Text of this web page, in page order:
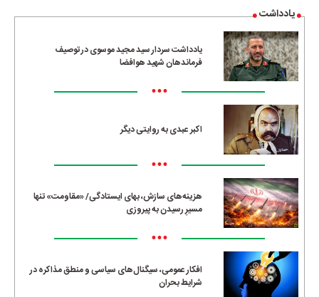
یادداشت
یادداشت سردار سید مجید موسوی در توصیف
فرماندهان شهید هوافضا
•••
اکبر عبدی به روایتی دیگر
•••
هزینه‌های سازش، بهای ایستادگی/ «مقاومت» تنها
مسیرِ رسیدن به پیروزی
•••
افکار عمومی، سیگنال‌های سیاسی و منطق مذاکره در
شرایط بحران